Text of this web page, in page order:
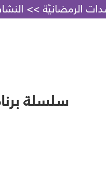
فضل تلاوة القرآن الكريم - مرحلة الكشّافة
سلسلة